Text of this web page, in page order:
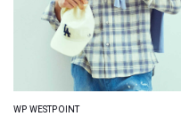
WP WESTPOINT